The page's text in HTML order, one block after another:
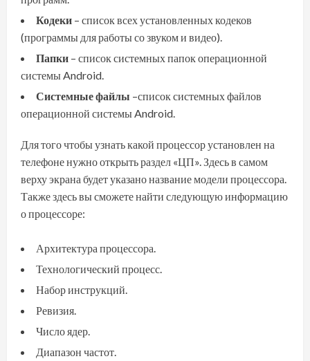
Кодеки – список всех установленных кодеков
(программы для работы со звуком и видео).
Папки – список системных папок операционной
системы Android.
Системные файлы –список системных файлов
операционной системы Android.
Для того чтобы узнать какой процессор установлен на
телефоне нужно открыть раздел «ЦП». Здесь в самом
верху экрана будет указано название модели процессора.
Также здесь вы сможете найти следующую информацию
о процессоре:
Архитектура процессора.
Технологический процесс.
Набор инструкций.
Ревизия.
Число ядер.
Диапазон частот.